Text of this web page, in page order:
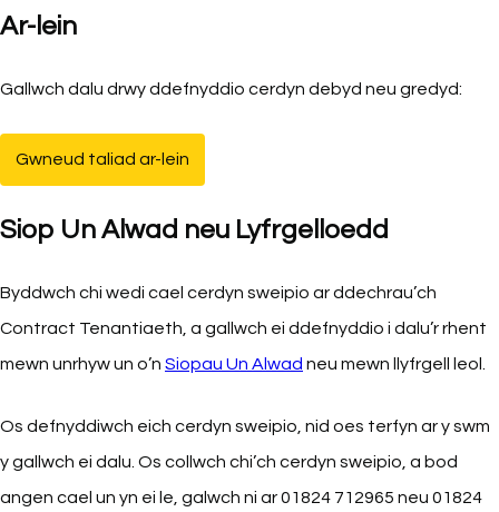
Ar-lein
Gallwch dalu drwy ddefnyddio cerdyn debyd neu gredyd:
Gwneud taliad ar-lein
(yn agor mewn tab newydd)
Siop Un Alwad neu Lyfrgelloedd
Byddwch chi wedi cael cerdyn sweipio ar ddechrau’ch
Contract Tenantiaeth, a gallwch ei ddefnyddio i dalu’r rhent
mewn unrhyw un o’n Siopau Un Alwad (yn agor mewn tab
neu mewn llyfrgell leol.
Os defnyddiwch eich cerdyn sweipio, nid oes terfyn ar y swm
y gallwch ei dalu. Os collwch chi’ch cerdyn sweipio, a bod
angen cael un yn ei le, galwch ni ar 01824 712965 neu 01824